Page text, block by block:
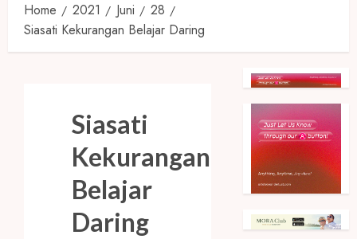
Home 2021 Juni
28
Siasati Kekurangan Belajar Daring
Siasati
Kekurangan
Belajar
Daring